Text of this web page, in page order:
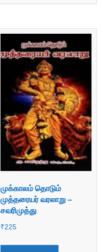
முக்காலம் தொடும்
முத்தரையர் வரலாறு –
சவரிமுத்து
₹225